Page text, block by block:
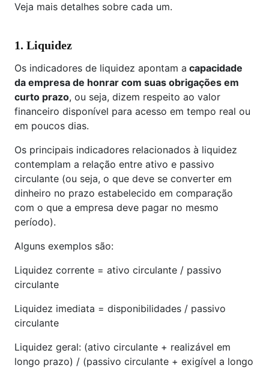
Veja mais detalhes sobre cada um.
1. Liquidez
Os indicadores de liquidez apontam a capacidade
da empresa de honrar com suas obrigações em
curto prazo, ou seja, dizem respeito ao valor
financeiro disponível para acesso em tempo real ou
em poucos dias.
Os principais indicadores relacionados à liquidez
contemplam a relação entre ativo e passivo
circulante (ou seja, o que deve se converter em
dinheiro no prazo estabelecido em comparação
com o que a empresa deve pagar no mesmo
período).
Alguns exemplos são:
Liquidez corrente = ativo circulante / passivo
circulante
Liquidez imediata = disponibilidades / passivo
circulante
Liquidez geral: (ativo circulante + realizável em
longo prazo) / (passivo circulante + exigível a longo